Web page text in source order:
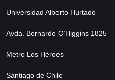
Universidad Alberto Hurtado
Avda. Bernardo O’Higgins 1825
Metro Los Héroes
Santiago de Chile